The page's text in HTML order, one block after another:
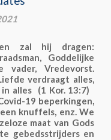
zal hij dragen:
Goddelijke
vader, Vredevorst.
verdraagt alles,
alles (1 Kor. 13:7)
19 beperkingen,
knuffels, enz. We
maat van Gods
gebedsstrijders en